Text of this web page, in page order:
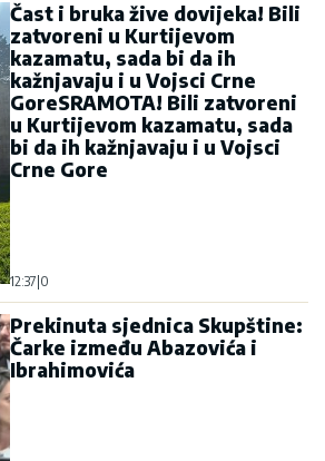
Čast i bruka žive dovijeka! Bili
zatvoreni u Kurtijevom
kazamatu, sada bi da ih
kažnjavaju i u Vojsci Crne
GoreSRAMOTA! Bili zatvoreni
u Kurtijevom kazamatu, sada
bi da ih kažnjavaju i u Vojsci
Crne Gore
12:37 0
Prekinuta sjednica Skupštine:
Čarke između Abazovića i
Ibrahimovića